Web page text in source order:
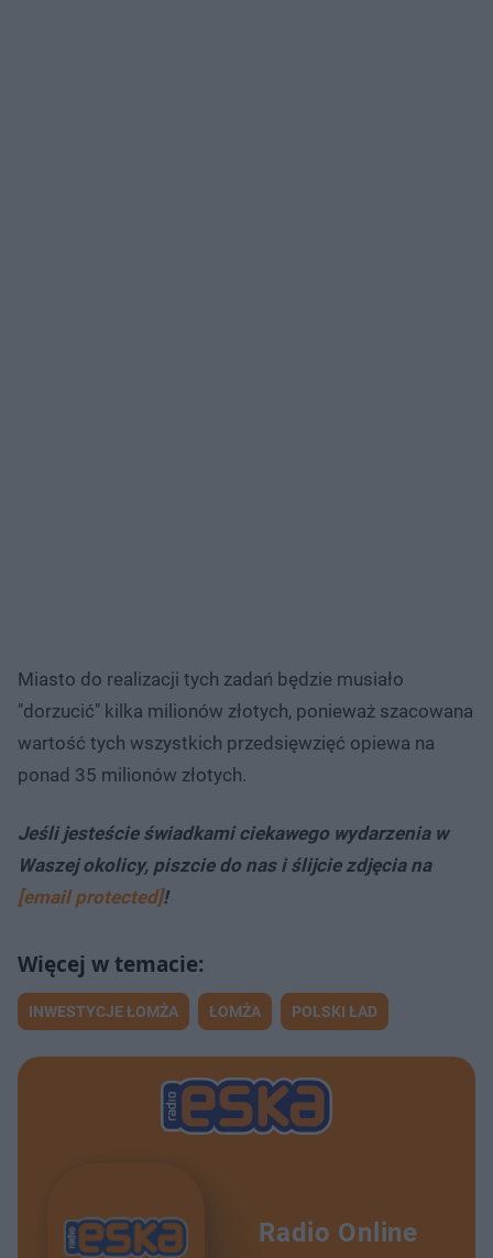
Miasto do realizacji tych zadań będzie musiało
"dorzucić" kilka milionów złotych, ponieważ szacowana
wartość tych wszystkich przedsięwzięć opiewa na
ponad 35 milionów złotych.
Jeśli jesteście świadkami ciekawego wydarzenia w
Waszej okolicy, piszcie do nas i ślijcie zdjęcia na
[email protected]!
INWESTYCJE ŁOMŻA ŁOMŻA POLSKI ŁAD
Radio Online